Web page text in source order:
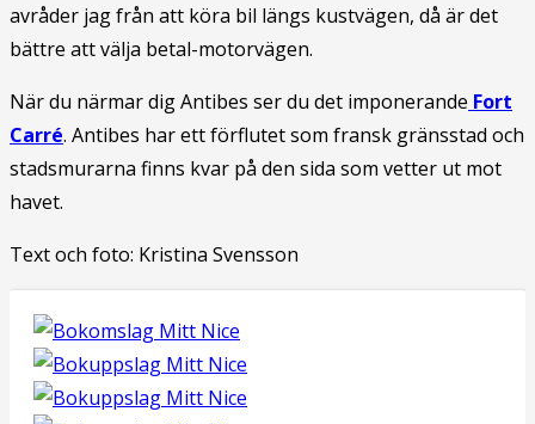
avråder jag från att köra bil längs kustvägen, då är det
bättre att välja betal-motorvägen.
När du närmar dig Antibes ser du det imponerande Fort
Carré. Antibes har ett förflutet som fransk gränsstad och
stadsmurarna finns kvar på den sida som vetter ut mot
havet.
Text och foto: Kristina Svensson